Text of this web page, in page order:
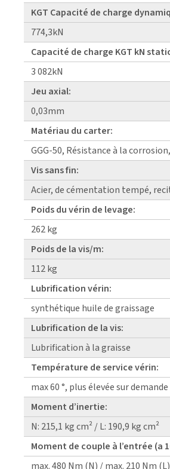
KGT Capacité de charge
774,3kN
Capacité de charge KGT kN
3 082kN
Jeu axial:
0,03mm
Matériau du carter:
GGG-50, Résistance à la
Vis sans fin:
Acier, de cémentation tempé,
Poids du vérin de levage:
262 kg
Poids de la vis/m:
112 kg
Lubrification vérin:
synthétique huile de graissage
Lubrification de la vis:
Lubrification à la graisse
Température de service vérin:
max 60 °, plus élevée sur demande
Moment d’inertie:
N: 215,1 kg cm² / L: 190,9 kg cm²
Moment de couple à l’entrée (a
max. 480 Nm (N) / max. 210 Nm (L)